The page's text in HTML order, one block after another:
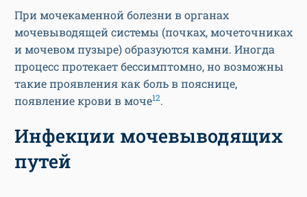
При мочекаменной болезни в органах
мочевыводящей системы (почках, мочеточниках
и мочевом пузыре) образуются камни. Иногда
процесс протекает бессимптомно, но возможны
такие проявления как боль в пояснице,
появление крови в моче12.
Инфекции мочевыводящих
путей